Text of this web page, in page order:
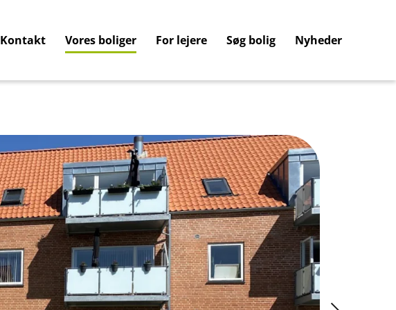
Kontakt Vores boliger For lejere Søg bolig Nyheder